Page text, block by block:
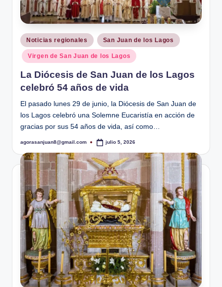
d
c
d
e
S
a
n
J
u
a
n
Publicado
en
Noticias regionales San Juan de los Lagos
Virgen de San Juan de los Lagos
La Diócesis de San Juan de los Lagos
celebró 54 años de vida
El pasado lunes 29 de junio, la Diócesis de San Juan de
los Lagos celebró una Solemne Eucaristía en acción de
gracias por sus 54 años de vida, así como…
Publicado
agorasanjuan8@gmail.com julio 5, 2026